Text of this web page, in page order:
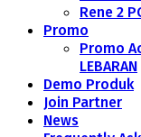
Rene 2
Promo
Promo
LEBARAN
Demo Produk
Join Partner
News